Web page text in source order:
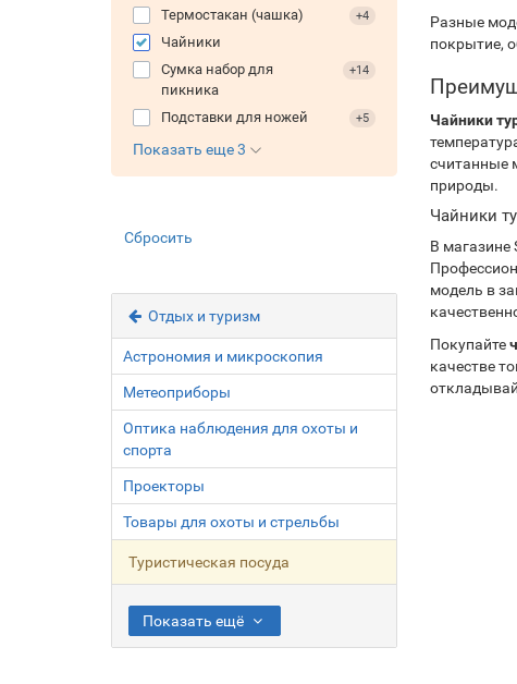
Термостакан (чашка) +4
Чайники
Сумка набор для
пикника
+14
Подставки для ножей +5
Показать еще 3
Сбросить
Отдых и туризм
Астрономия и микроскопия
Метеоприборы
Оптика наблюдения для охоты и
спорта
Проекторы
Товары для охоты и стрельбы
Туристическая посуда
Показать ещё
Разные
покрытие,
Чайники
считанные
природы.
Чайники
В магазине
модель в
Покупайте
качестве